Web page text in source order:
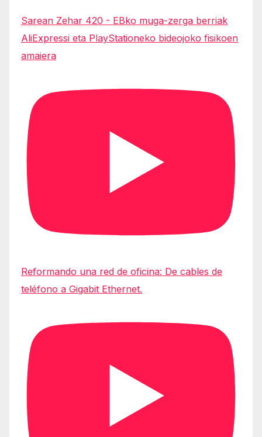
Sarean Zehar 420 - EBko muga-zerga berriak
AliExpressi eta PlayStationeko bideojoko fisikoen
amaiera
Reformando una red de oficina: De cables de
teléfono a Gigabit Ethernet.